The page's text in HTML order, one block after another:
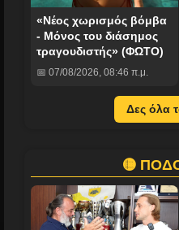
«Νέος χωρισμός βόμβα
- Μόνος του διάσημος
τραγουδιστής» (ΦΩΤΟ)
📅 07/08/2026, 08:46 π.μ.
Δες όλα
🟡